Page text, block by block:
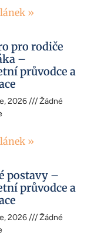
»
pro rodiče
–
průvodce a
2026
Žádné
»
postavy –
průvodce a
2026
Žádné